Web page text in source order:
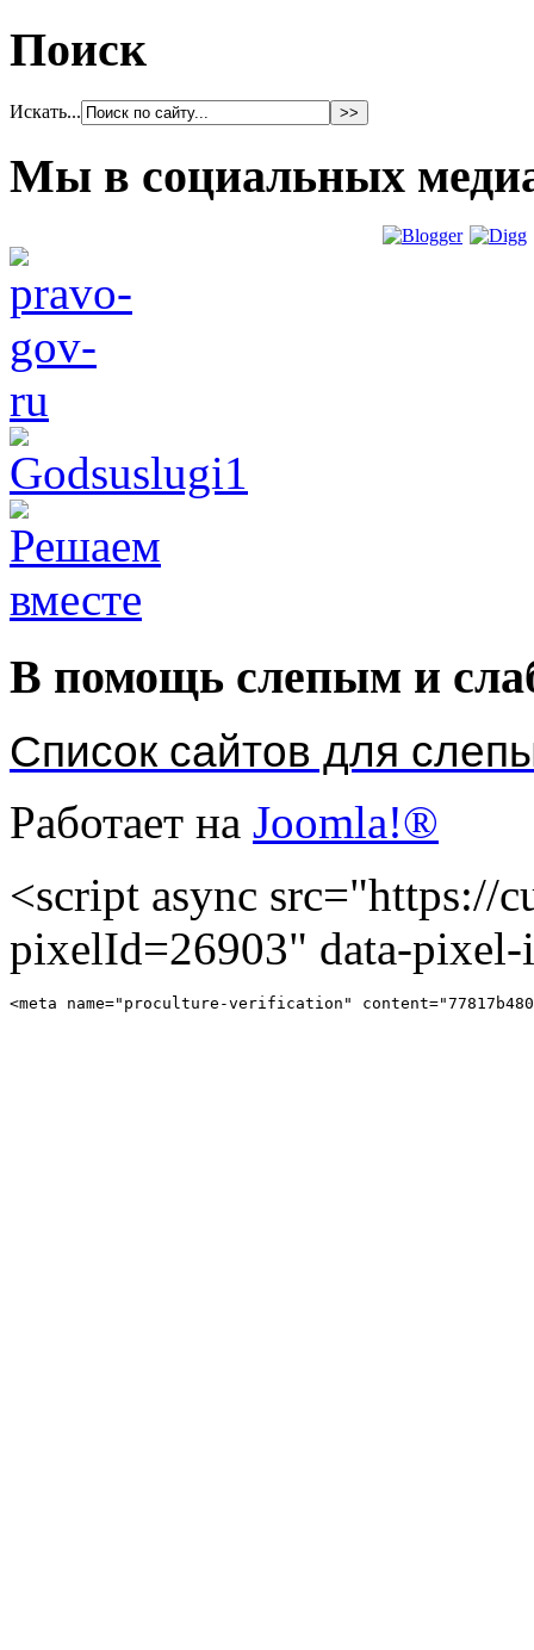
Поиск
Искать...
Мы в социальных
В помощь слепым и
Список сайтов для
Работает на Joomla!®
<script async src="https://
pixelId=26903" data-
<meta name="proculture-verification"